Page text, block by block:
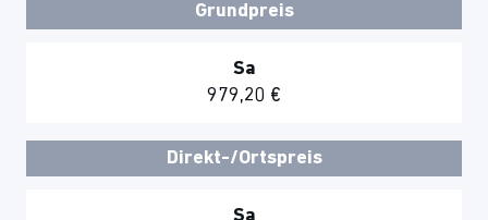
Grundpreis
Sa
979,20 €
Direkt-/Ortspreis